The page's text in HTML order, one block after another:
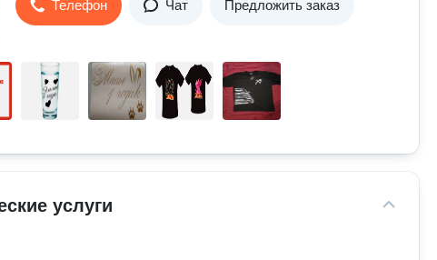
Телефон Чат Предложить заказ
услуги